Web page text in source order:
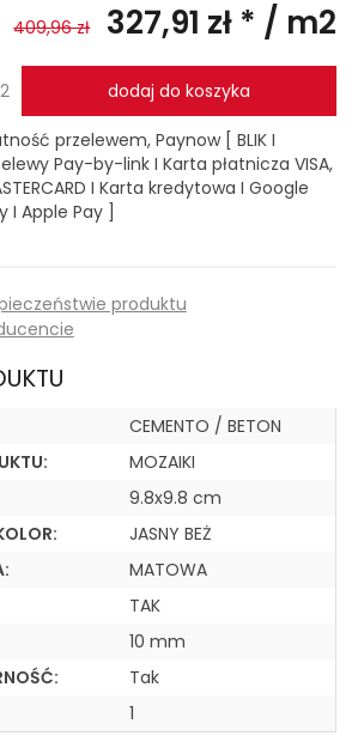
409,96 zł 327,91 zł * / m2
dodaj do koszyka
przelewem, Paynow [ BLIK I
Pay-by-link I Karta płatnicza VISA,
I Karta kredytowa I Google
I Apple Pay ]
produktu
CEMENTO / BETON
MOZAIKI
9.8x9.8 cm
JASNY BEŻ
MATOWA
TAK
10 mm
Tak
1